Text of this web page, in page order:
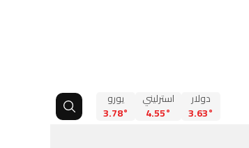
دولار
3.63°
استرليني
4.55°
يورو
3.78°